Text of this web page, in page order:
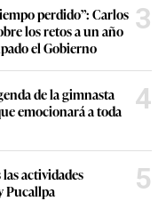
perdido”: Carlos
los retos a un año
el Gobierno
3
de la gimnasta
emocionará a toda
4
actividades
Pucallpa
5